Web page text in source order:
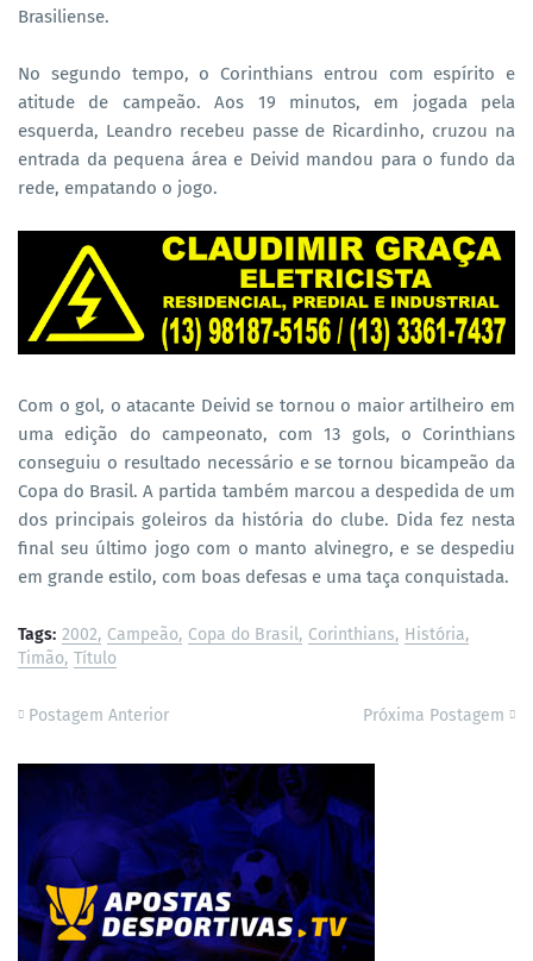
Brasiliense.
No segundo tempo, o Corinthians entrou com espírito e
atitude de campeão. Aos 19 minutos, em jogada pela
esquerda, Leandro recebeu passe de Ricardinho, cruzou na
entrada da pequena área e Deivid mandou para o fundo da
rede, empatando o jogo.
Com o gol, o atacante Deivid se tornou o maior artilheiro em
uma edição do campeonato, com 13 gols, o Corinthians
conseguiu o resultado necessário e se tornou bicampeão da
Copa do Brasil. A partida também marcou a despedida de um
dos principais goleiros da história do clube. Dida fez nesta
final seu último jogo com o manto alvinegro, e se despediu
em grande estilo, com boas defesas e uma taça conquistada.
Tags: 2002 Campeão Copa do Brasil Corinthians História
Timão Título
Postagem Anterior Próxima Postagem